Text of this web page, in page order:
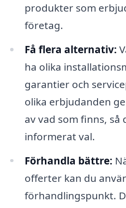
produkter som
företag.
Få flera alternativ:
ha olika
garantier och
olika erbjudanden
av vad som finns, så
informerat val.
Förhandla bättre:
offerter kan du
förhandlingspunkt.